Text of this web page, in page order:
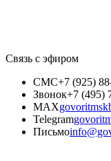
Связь с эфиром
СМС+7 (925)
Звонок+7 (495)
MAX
Telegram
Письмо